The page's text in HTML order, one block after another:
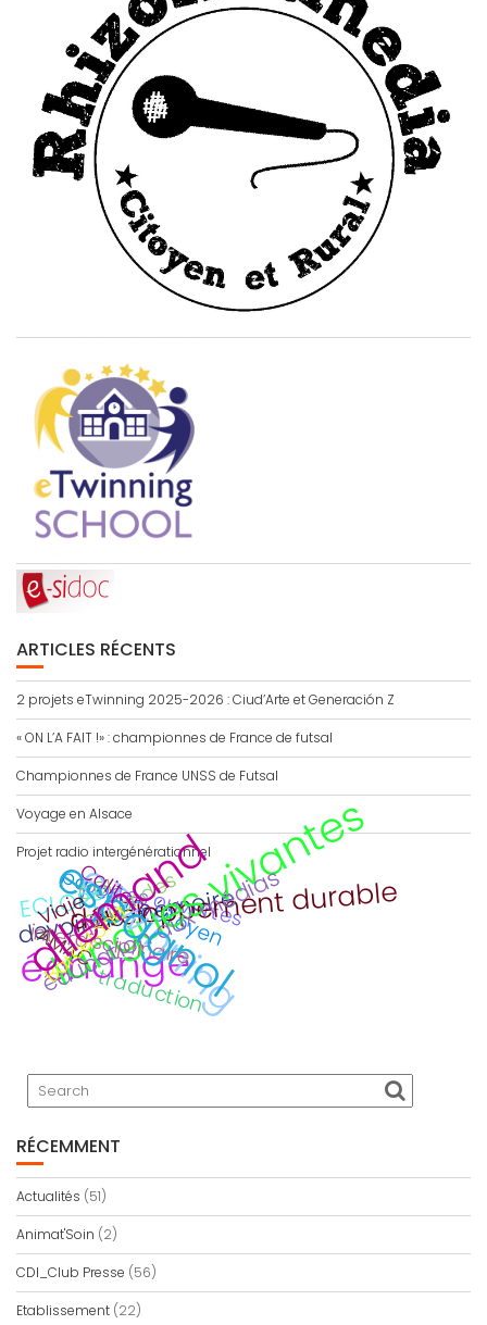
ARTICLES RÉCENTS
2 projets eTwinning 2025-2026 : Ciud’Arte et Generación Z
« ON L’A FAIT !» : championnes de France de futsal
Championnes de France UNSS de Futsal
Voyage en Alsace
Projet radio intergénérationnel
traduction
devoir de mémoire
portes ouvertes
échange
parcours citoyen
développement durable
langues vivantes
CDI
eTwinning
Calitom
jeu
ECLORE
interdisciplinaire
Secondes
éducation aux médias
espagnol
AMAC
Barcelona
allemand
Viaje
RÉCEMMENT
Actualités (51)
Animat'Soin (2)
CDI_Club Presse (56)
Etablissement (22)